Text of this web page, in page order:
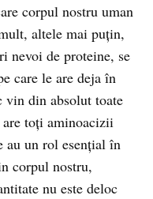
corpul nostru uman
altele mai puțin,
nevoi de proteine, se
care le are deja în
din absolut toate
toți aminoacizii
au un rol esențial în
corpul nostru,
nu este deloc